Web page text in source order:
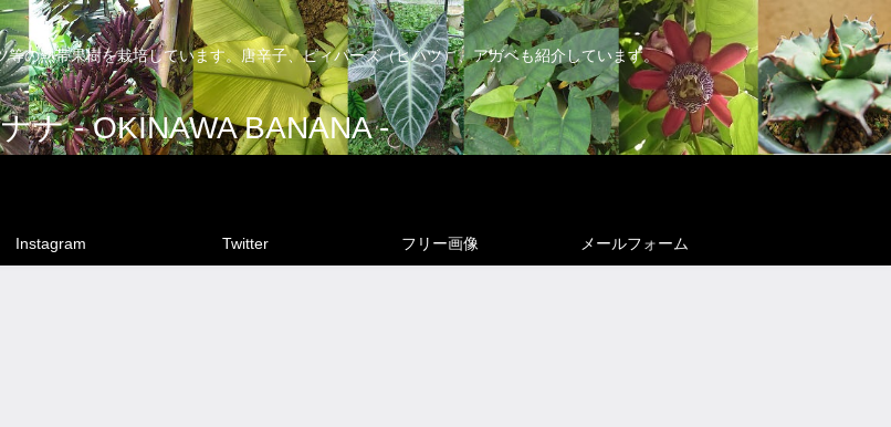
の熱帯果樹を栽培しています。唐辛子、ピィパーズ（ヒハツ）、アガベも紹介しています。
ナ - OKINAWA BANANA -
Instagram Twitter フリー画像 メールフォーム